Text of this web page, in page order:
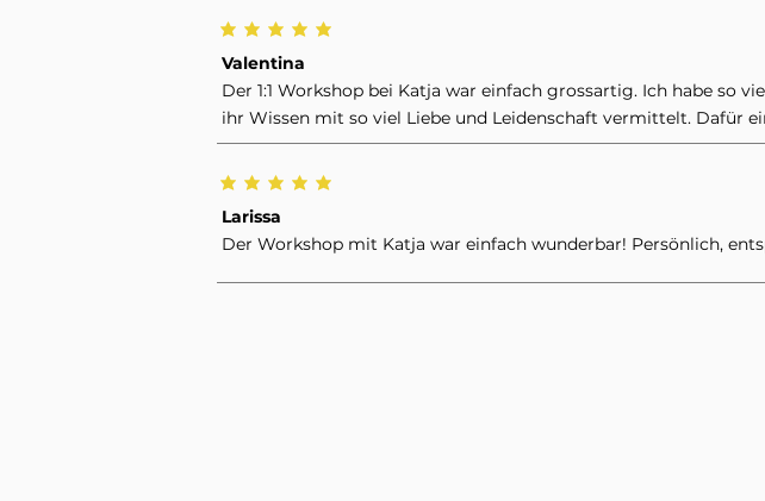
Valentina
Der 1:1 Workshop bei Katja war einfach grossartig. Ich habe so
ihr Wissen mit so viel Liebe und Leidenschaft vermittelt. Dafür
Larissa
Der Workshop mit Katja war einfach wunderbar! Persönlich,